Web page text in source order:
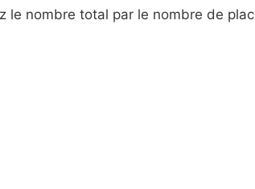
le nombre total par le nombre de